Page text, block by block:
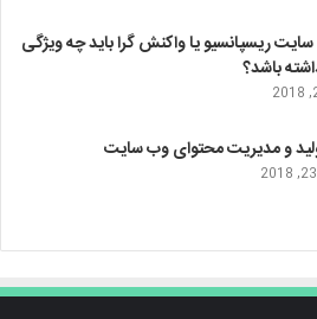
ریسپانسیو یا واکنش گرا باید چه ویژگی
باشد؟
و مدیریت محتوای وب سایت